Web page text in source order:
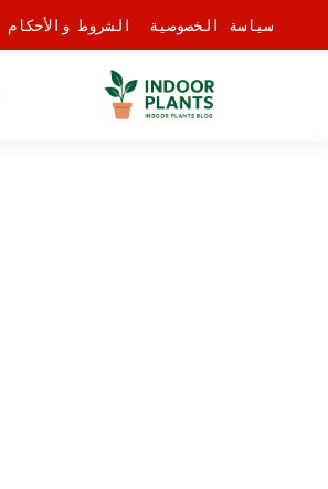
سياسة الخصوصية
الشروط والأحكام